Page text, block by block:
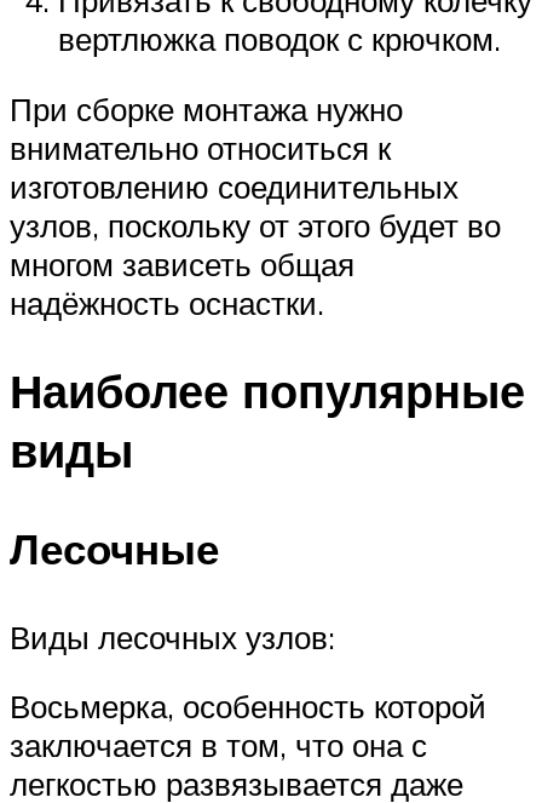
вертлюжка поводок с крючком.
При сборке монтажа нужно
внимательно относиться к
изготовлению соединительных
узлов, поскольку от этого будет во
многом зависеть общая
надёжность оснастки.
Наиболее популярные
виды
Лесочные
Виды лесочных узлов:
Восьмерка, особенность которой
заключается в том, что она с
легкостью развязывается даже